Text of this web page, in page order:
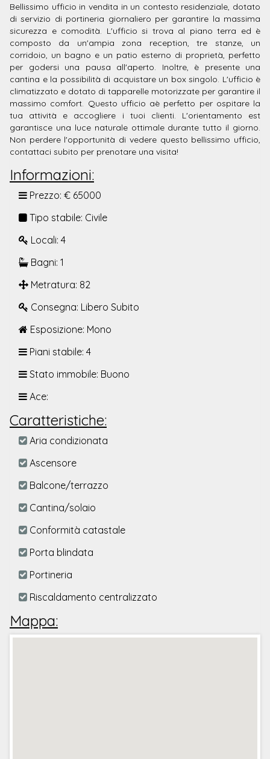
Bellissimo ufficio in vendita in un contesto residenziale, dotato
di servizio di portineria giornaliero per garantire la massima
sicurezza e comodità. L'ufficio si trova al piano terra ed è
composto da un'ampia zona reception, tre stanze, un
corridoio, un bagno e un patio esterno di proprietà, perfetto
per godersi una pausa all'aperto. Inoltre, è presente una
cantina e la possibilità di acquistare un box singolo. L'ufficio è
climatizzato e dotato di tapparelle motorizzate per garantire il
massimo comfort. Questo ufficio aè perfetto per ospitare la
tua attività e accogliere i tuoi clienti. L'orientamento est
garantisce una luce naturale ottimale durante tutto il giorno.
Non perdere l'opportunità di vedere questo bellissimo ufficio,
contattaci subito per prenotare una visita!
Informazioni:
Prezzo: € 65000
Tipo stabile: Civile
Locali: 4
Bagni: 1
Metratura: 82
Consegna: Libero Subito
Esposizione: Mono
Piani stabile: 4
Stato immobile: Buono
Ace:
Caratteristiche:
Aria condizionata
Ascensore
Balcone/terrazzo
Cantina/solaio
Conformità catastale
Porta blindata
Portineria
Riscaldamento centralizzato
Mappa: